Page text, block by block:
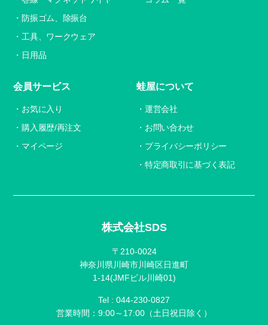
株式会社SDS
〒210-0024
神奈川県川崎市川崎区日進町
1-14(JMFビル川崎01)
Tel : 044-230-0827
営業時間：9:00～17:00（土日祝日除く）
防振ゴム、除振台
工具、ワークウェア
日用品
会員サービス
お気に入り
購入履歴/再注文
マイページ
蛙屋について
運営会社
お問い合わせ
プライバシーポリシー
特定商取引に基づく表記